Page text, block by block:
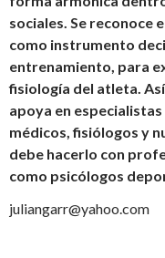
sociales. Se reconoce
como instrumento
entrenamiento, para
fisiología del atleta.
apoya en
médicos, fisiólogos y
debe hacerlo con
como psicólogos
juliangarr@yahoo.com